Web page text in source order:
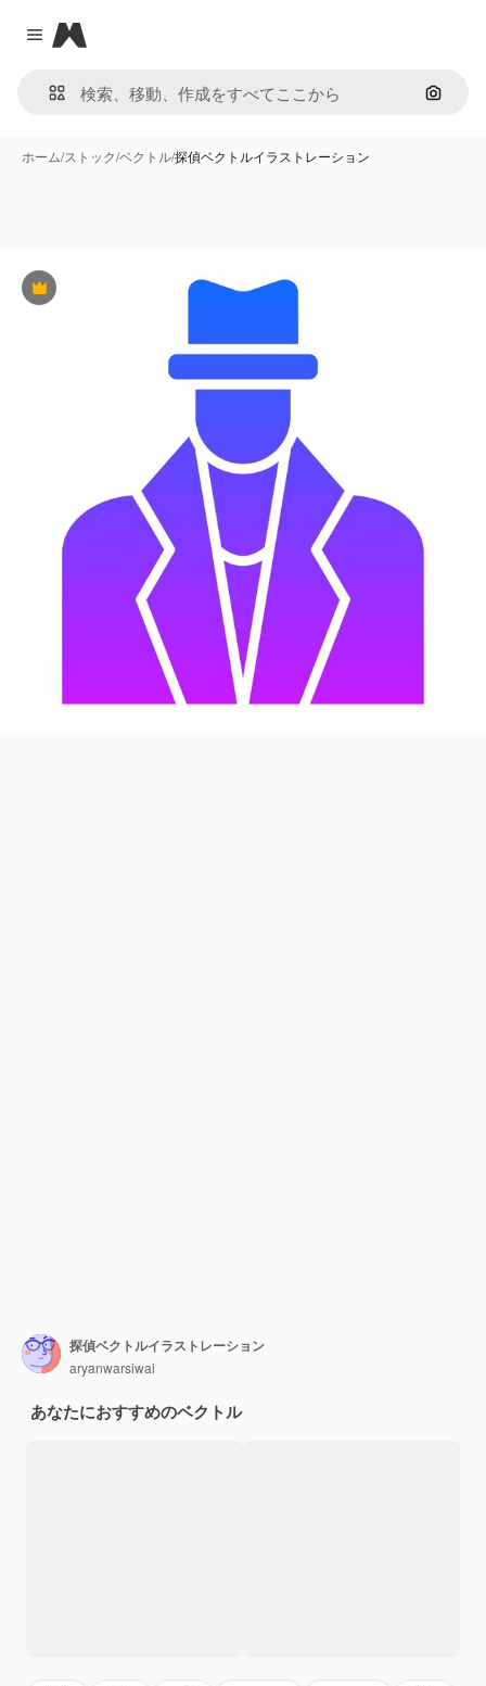
Close menu
Magnific
画像で
ホーム/ストック/ベクトル/探偵ベクトルイラストレーション
Premium
探偵ベクトルイラストレーション
aryanwarsiwai
あなたにおすすめのベクトル